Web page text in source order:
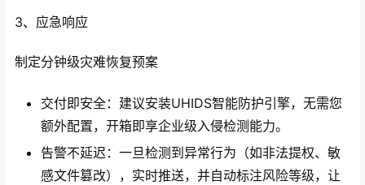
3、应急响应
制定分钟级灾难恢复预案
交付即安全：建议安装UHIDS智能防护引擎，无需您
额外配置，开箱即享企业级入侵检测能力。
告警不延迟：一旦检测到异常行为（如非法提权、敏
感文件篡改），实时推送，并自动标注风险等级，让